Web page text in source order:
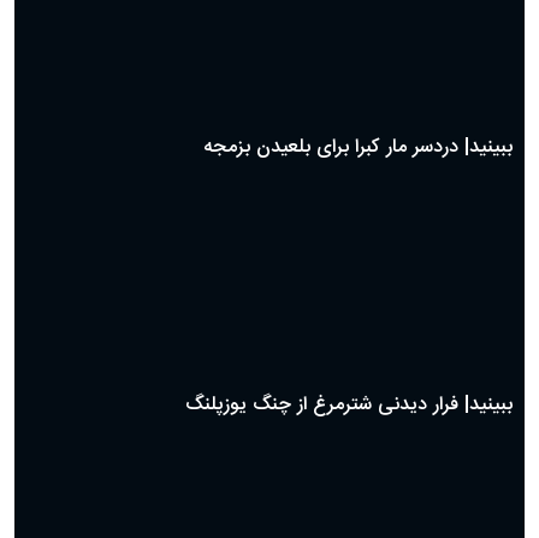
ببینید| دردسر مار کبرا برای بلعیدن بزمجه
ببینید| فرار دیدنی شترمرغ از چنگ یوزپلنگ